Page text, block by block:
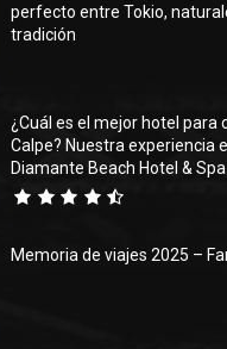
perfecto entre Tokio,
tradición
¿Cuál es el mejor hotel para
Calpe? Nuestra experiencia
Diamante Beach Hotel & Spa
Memoria de viajes 2025 –